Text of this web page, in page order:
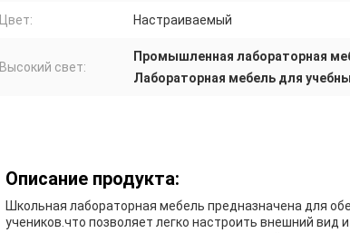
Цвет: Настраиваемый
Высокий свет:
Промышленная лабораторная
Лабораторная мебель для
Описание продукта:
Школьная лабораторная мебель предназначена для
учеников.что позволяет легко настроить внешний